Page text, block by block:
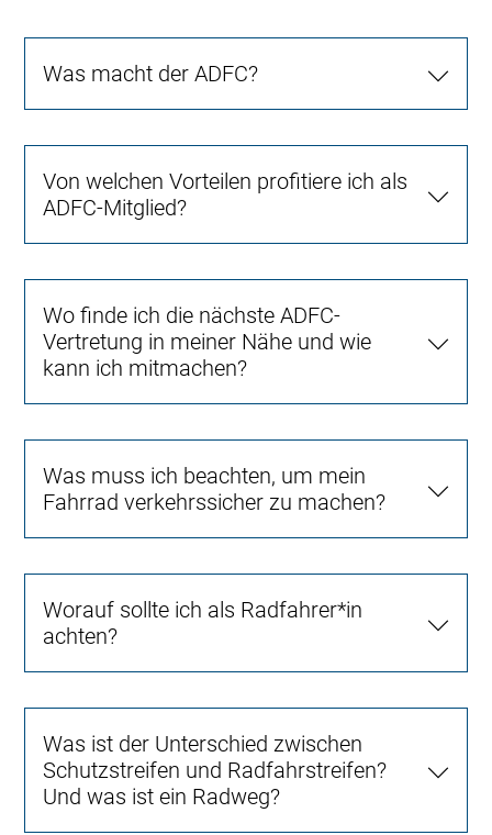
Was macht der ADFC?
Von welchen Vorteilen profitiere ich als
ADFC-Mitglied?
Wo finde ich die nächste ADFC-
Vertretung in meiner Nähe und wie
kann ich mitmachen?
Was muss ich beachten, um mein
Fahrrad verkehrssicher zu machen?
Worauf sollte ich als Radfahrer*in
achten?
Was ist der Unterschied zwischen
Schutzstreifen und Radfahrstreifen?
Und was ist ein Radweg?